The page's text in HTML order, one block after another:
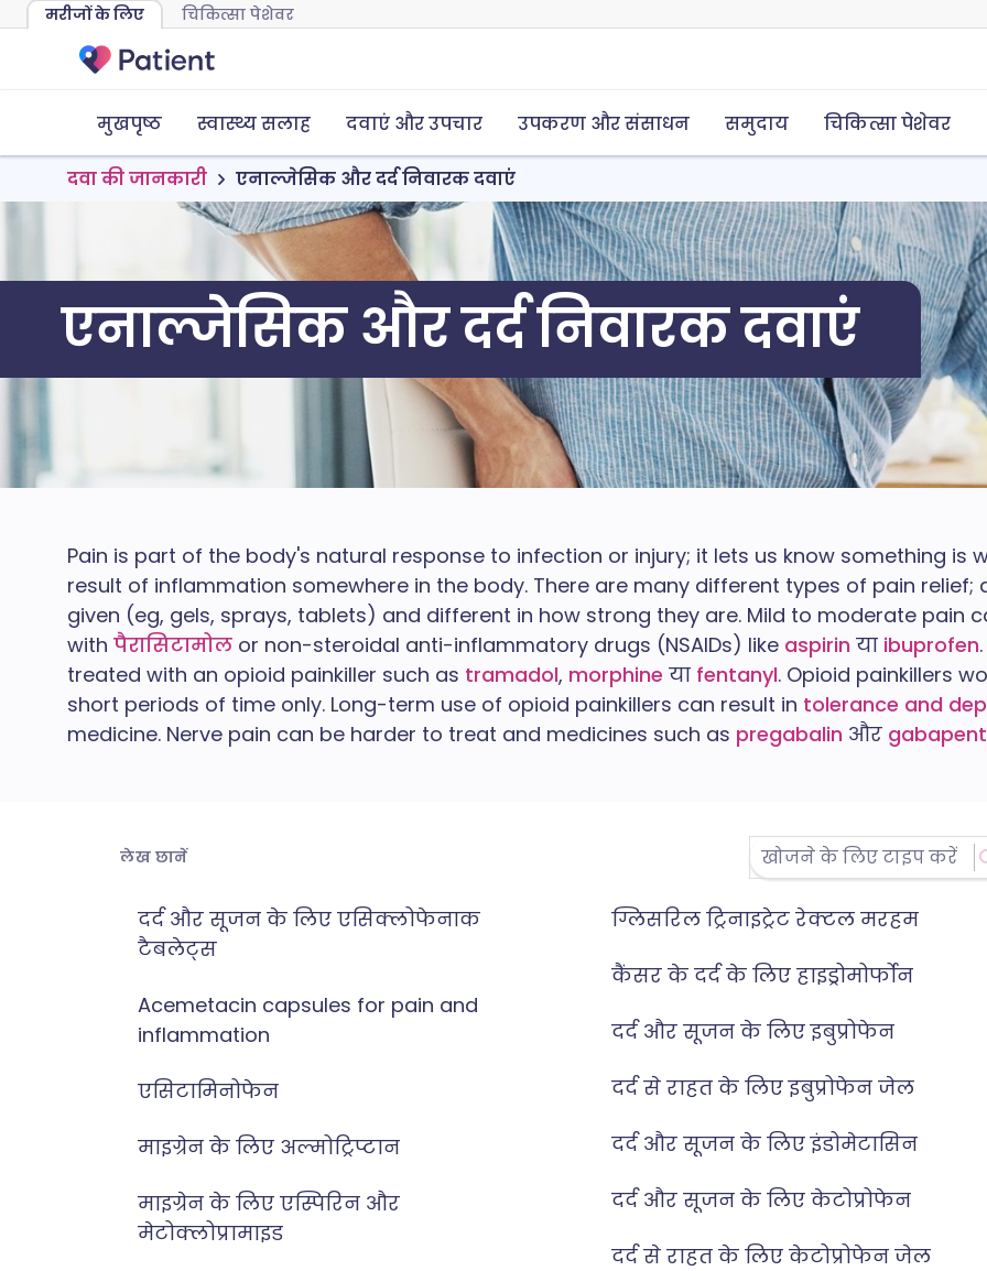
मरीजों के लिए चिकित्सा पेशेवर
मुखपृष्ठ स्वास्थ्य सलाह दवाएं और उपचार उपकरण और संसाधन समुदाय चिकित्सा पेशेवर
दवा की जानकारी एनाल्जेसिक और दर्द निवारक दवाएं
एनाल्जेसिक और दर्द निवारक दवाएं
Pain is part of the body's natural response to infection or injury; it lets us know something is
result of inflammation somewhere in the body. There are many different types of pain relief;
given (eg, gels, sprays, tablets) and different in how strong they are. Mild to moderate pain
with पैरासिटामोल or non-steroidal anti-inflammatory drugs (NSAIDs) like aspirin या ibuprofen
treated with an opioid painkiller such as tramadol, morphine या fentanyl. Opioid painkillers
short periods of time only. Long-term use of opioid painkillers can result in tolerance and
medicine. Nerve pain can be harder to treat and medicines such as pregabalin और
लेख छानें
दर्द और सूजन के लिए एसिक्लोफेनाक
टैबलेट्स
Acemetacin capsules for pain and
inflammation
एसिटामिनोफेन
माइग्रेन के लिए अल्मोट्रिप्टान
माइग्रेन के लिए एस्पिरिन और
मेटोक्लोप्रामाइड
ग्लिसरिल ट्रिनाइट्रेट रेक्टल मरहम
कैंसर के दर्द के लिए हाइड्रोमोर्फोन
दर्द और सूजन के लिए इबुप्रोफेन
दर्द से राहत के लिए इबुप्रोफेन जेल
दर्द और सूजन के लिए इंडोमेटासिन
दर्द और सूजन के लिए केटोप्रोफेन
दर्द से राहत के लिए केटोप्रोफेन जेल